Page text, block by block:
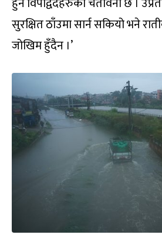
सुरक्षित ठाँउमा सार्न सकियो भने
जोखिम हुँदैन ।’